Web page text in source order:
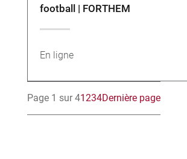
football | FORTHEM
En ligne
Page 1 sur 41234Dernière page